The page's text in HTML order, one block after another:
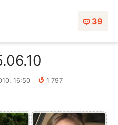
39
16:50
1 797